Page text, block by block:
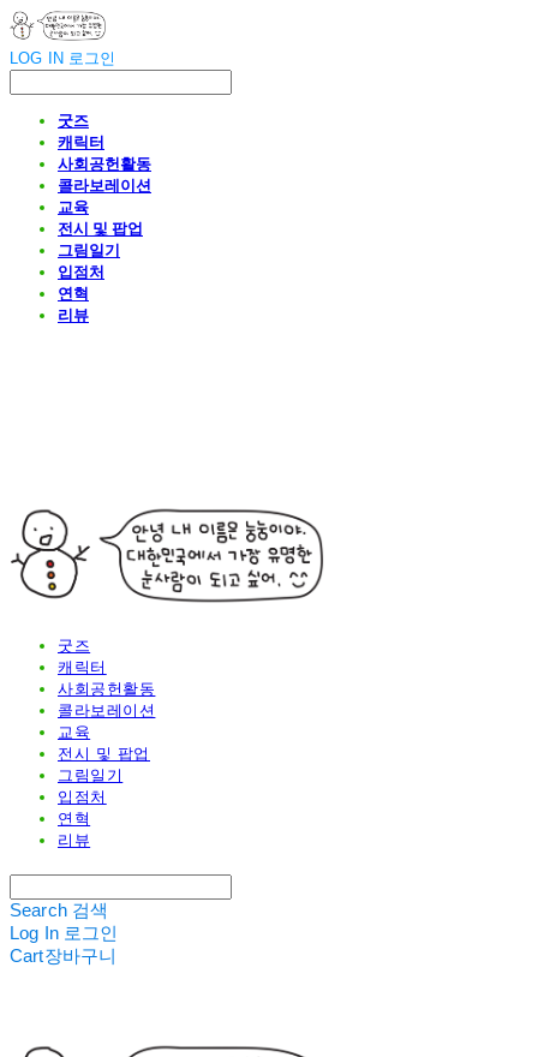
LOG IN 로그인
굿즈
캐릭터
사회공헌활동
콜라보레이션
교육
전시 및 팝업
그림일기
입점처
연혁
리뷰
굿즈
캐릭터
사회공헌활동
콜라보레이션
교육
전시 및 팝업
그림일기
입점처
연혁
리뷰
Search 검색
Log In 로그인
Cart장바구니